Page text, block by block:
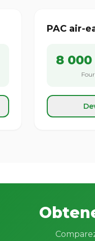
PAC air-
8 000